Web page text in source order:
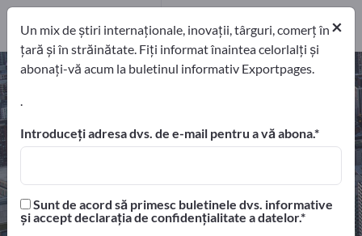
Servicii de logistică – găsiți
producători și furnizori
exportatori Producători
12
furnizori de servicii
12
×
Un mix de știri internaționale, inovații, târguri, comerț în
țară și în străinătate. Fiți informat înaintea celorlalți și
abonați-vă acum la buletinul informativ Exportpages.
.
Introduceți adresa dvs. de e-mail pentru a vă abona.
Sunt de acord să primesc buletinele dvs. informative
și accept declarația de confidențialitate a datelor.